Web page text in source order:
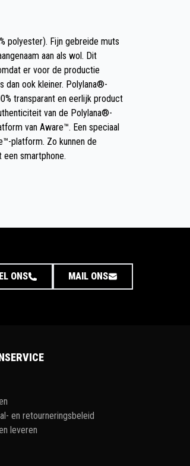
polyester). Fijn gebreide muts
aan als wol. Dit
er voor de productie
dan ook kleiner. Polylana®-
transparant en eerlijk product
van de Polylana®-
van Aware™. Een speciaal
platform. Zo kunnen de
smartphone.
ONS MAIL ONS
en retourneringsbeleid
leveren